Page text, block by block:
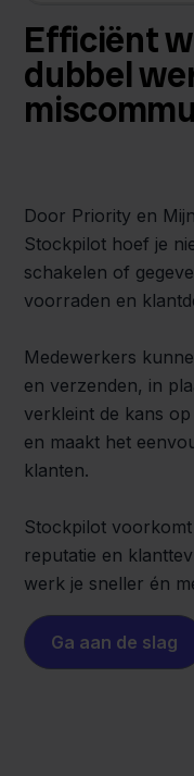
Efficiënt
dubbel
Door Priority en
Stockpilot hoef je
schakelen of
voorraden en
Medewerkers
en verzenden, in
verkleint de kans
en maakt het
klanten.
Stockpilot
reputatie en
werk je sneller én
Ga aan de slag